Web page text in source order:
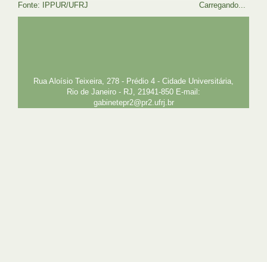
Carregando...
Fonte: IPPUR/UFRJ
Rua Aloísio Teixeira, 278 - Prédio 4 - Cidade Universitária,
Rio de Janeiro - RJ, 21941-850 E-mail:
gabinetepr2@pr2.ufrj.br